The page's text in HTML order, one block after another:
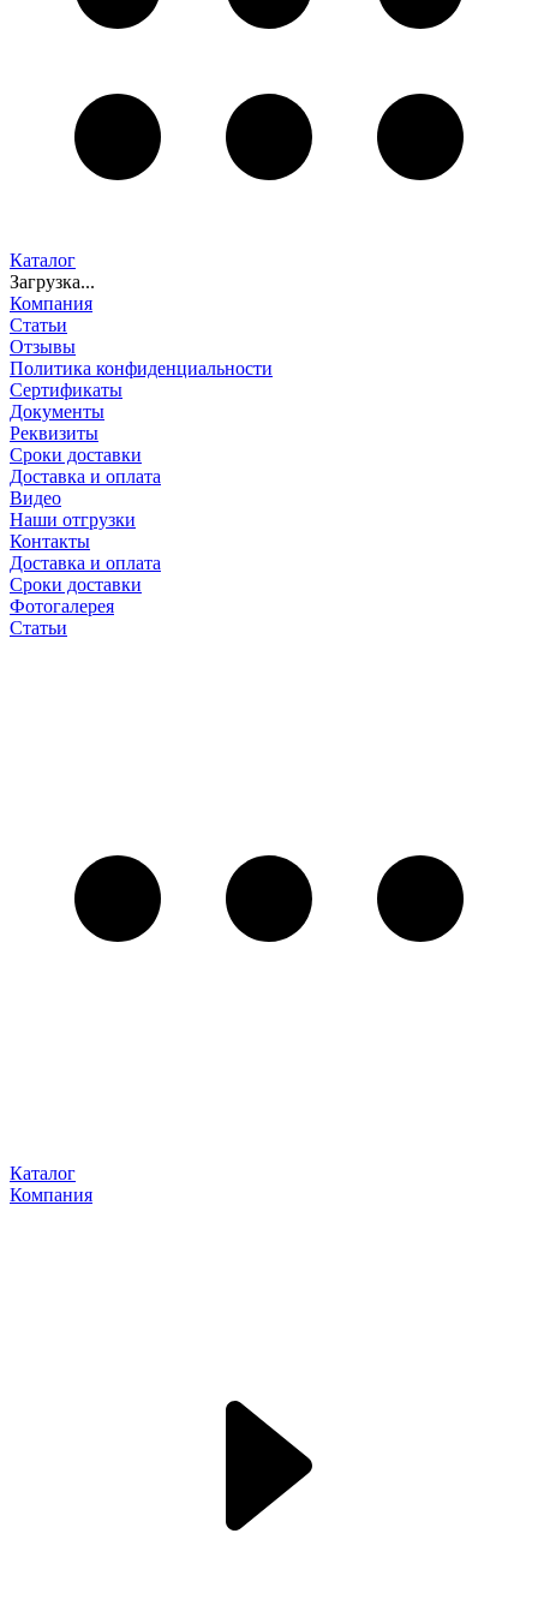
Каталог
Загрузка...
Компания
Статьи
Отзывы
Политика конфиденциальности
Сертификаты
Документы
Реквизиты
Сроки доставки
Доставка и оплата
Видео
Наши отгрузки
Контакты
Доставка и оплата
Сроки доставки
Фотогалерея
Статьи
Каталог
Компания